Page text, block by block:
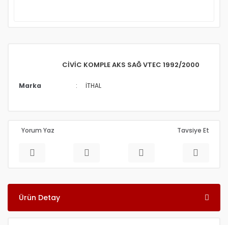
CİVİC KOMPLE AKS SAĞ VTEC 1992/2000
Marka İTHAL
Yorum Yaz Tavsiye Et
Ürün Detay